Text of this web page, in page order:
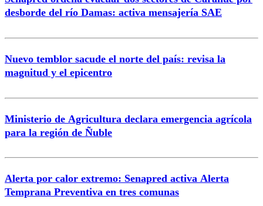
desborde del río Damas: activa mensajería SAE
Nuevo temblor sacude el norte del país: revisa la
magnitud y el epicentro
Ministerio de Agricultura declara emergencia agrícola
para la región de Ñuble
Alerta por calor extremo: Senapred activa Alerta
Temprana Preventiva en tres comunas